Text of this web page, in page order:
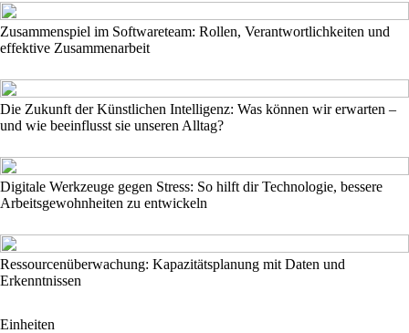
Zusammenspiel im Softwareteam: Rollen, Verantwortlichkeiten und
effektive Zusammenarbeit
Die Zukunft der Künstlichen Intelligenz: Was können wir erwarten –
und wie beeinflusst sie unseren Alltag?
Digitale Werkzeuge gegen Stress: So hilft dir Technologie, bessere
Arbeitsgewohnheiten zu entwickeln
Ressourcenüberwachung: Kapazitätsplanung mit Daten und
Erkenntnissen
Einheiten